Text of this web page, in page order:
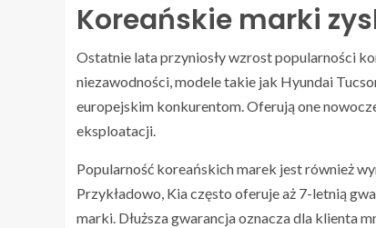
Koreańskie marki
Ostatnie lata przyniosły wzrost popularności
niezawodności, modele takie jak Hyundai
europejskim konkurentom. Oferują one
eksploatacji.
Popularność koreańskich marek jest również
Przykładowo, Kia często oferuje aż 7-letnią
marki. Dłuższa gwarancja oznacza dla klienta